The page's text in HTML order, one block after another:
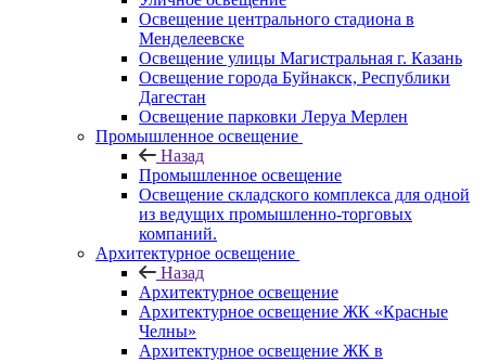
Освещение центрального стадиона в
Менделеевске
Освещение улицы Магистральная г. Казань
Освещение города Буйнакск, Республики
Дагестан
Освещение парковки Леруа Мерлен
Промышленное освещение
Назад
Промышленное освещение
Освещение складского комплекса для одной
из ведущих промышленно-торговых
компаний.
Архитектурное освещение
Назад
Архитектурное освещение
Архитектурное освещение ЖК «Красные
Челны»
Архитектурное освещение ЖК в